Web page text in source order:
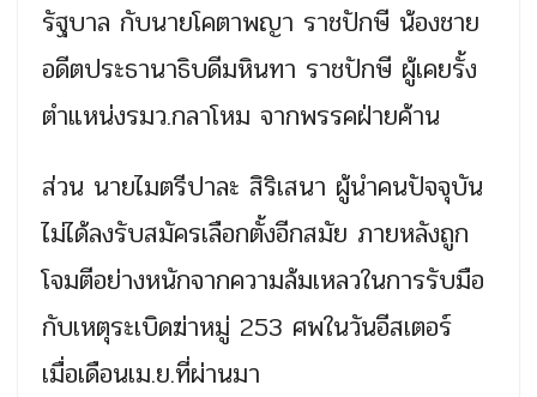
รัฐบาล กับนายโคตาพญา ราชปักษี น้องชาย
อดีตประธานาธิบดีมหินทา ราชปักษี ผู้เคยรั้ง
ตำแหน่งรมว.กลาโหม จากพรรคฝ่ายค้าน
ส่วน นายไมตรีปาละ สิริเสนา ผู้นำคนปัจจุบัน
ไม่ได้ลงรับสมัครเลือกตั้งอีกสมัย ภายหลังถูก
โจมตีอย่างหนักจากความล้มเหลวในการรับมือ
กับเหตุระเบิดฆ่าหมู่ 253 ศพในวันอีสเตอร์
เมื่อเดือนเม.ย.ที่ผ่านมา